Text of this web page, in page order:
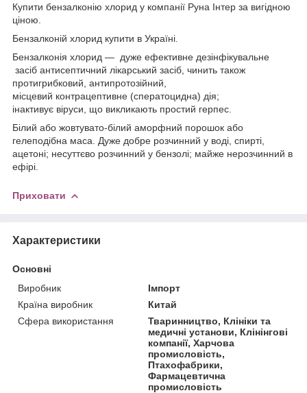
Купити бензалконію хлорид у компанії Руна Інтер за вигідною
ціною.
Бензалконій хлорид купити в Україні.
Бензалконія хлорид — дуже ефективне дезінфікувальне
засіб антисептичний лікарський засіб, чинить також
протигрибковий, антипротозійний,
місцевий контрацептивне (сператоцидна) дія;
інактивує віруси, що викликають простий герпес.
Білий або жовтувато-білий аморфний порошок або
гелеподібна маса. Дуже добре розчинний у воді, спирті,
ацетоні; несуттєво розчинний у бензолі; майже нерозчинний в
ефірі.
Приховати
Характеристики
Основні
Виробник
Імпорт
Країна виробник
Китай
Сфера використання
Тваринництво, Клініки та
медичні установи, Клінінгові
компанії, Харчова
промисловість,
Птахофабрики,
Фармацевтична
промисловість